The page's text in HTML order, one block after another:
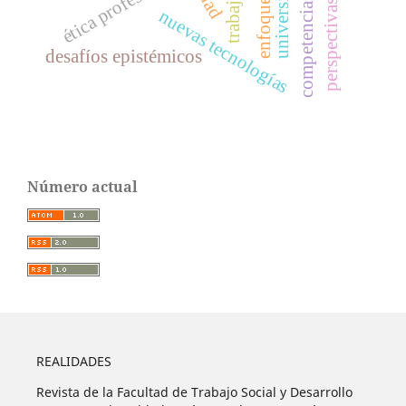
nuevas tecnologías
desafíos epistémicos
Número actual
REALIDADES
Revista de la Facultad de Trabajo Social y Desarrollo